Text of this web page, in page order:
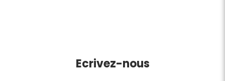
Ecrivez-nous